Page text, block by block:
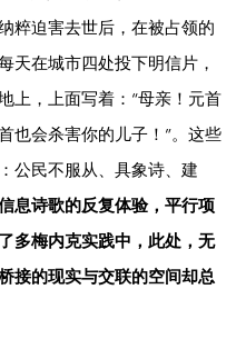
粹迫害去世后，在被占领的
天在城市四处投下明信片，
上，上面写着：“母亲！元首
也会杀害你的儿子！”。这些
公民不服从、具象诗、建
息诗歌的反复体验，平行项
多梅内克实践中，此处，无
接的现实与交联的空间却总